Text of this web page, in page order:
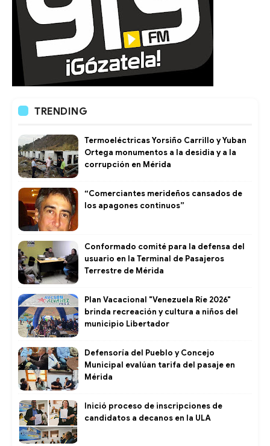
TRENDING
Termoeléctricas Yorsiño Carrillo y Yuban
Ortega monumentos a la desidia y a la
corrupción en Mérida
“Comerciantes merideños cansados de
los apagones continuos”
Conformado comité para la defensa del
usuario en la Terminal de Pasajeros
Terrestre de Mérida
Plan Vacacional "Venezuela Ríe 2026"
brinda recreación y cultura a niños del
municipio Libertador
Defensoría del Pueblo y Concejo
Municipal evalúan tarifa del pasaje en
Mérida
Inició proceso de inscripciones de
candidatos a decanos en la ULA